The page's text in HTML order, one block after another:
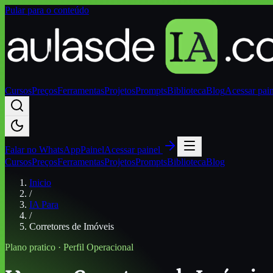
Pular para o conteúdo
CursosPreçosFerramentasProjetosPromptsBibliotecaBlogAcessar
Falar no WhatsAppPainelAcessar painel
CursosPreçosFerramentasProjetosPromptsBibliotecaBlog
Inicio
/
IA Para
/
Corretores de Imóveis
Plano pratico · Perfil Operacional